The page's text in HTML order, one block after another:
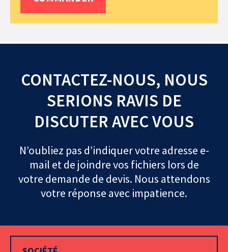
CONTACTEZ-NOUS, NOUS
SERIONS RAVIS DE
DISCUTER AVEC VOUS
N’oubliez pas d’indiquer votre adresse e-
mail et de joindre vos fichiers lors de
votre demande de devis. Nous attendons
votre réponse avec impatience.